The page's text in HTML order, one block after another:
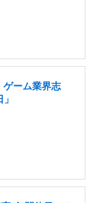
ーム業界志